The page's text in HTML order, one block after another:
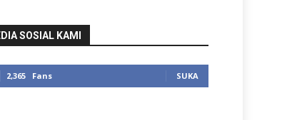
SOSIAL KAMI
2,365 Fans SUKA